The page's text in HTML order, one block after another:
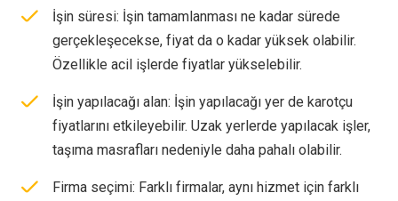
İşin süresi: İşin tamamlanması ne kadar sürede
gerçekleşecekse, fiyat da o kadar yüksek olabilir.
Özellikle acil işlerde fiyatlar yükselebilir.
İşin yapılacağı alan: İşin yapılacağı yer de karotçu
fiyatlarını etkileyebilir. Uzak yerlerde yapılacak işler,
taşıma masrafları nedeniyle daha pahalı olabilir.
Firma seçimi: Farklı firmalar, aynı hizmet için farklı